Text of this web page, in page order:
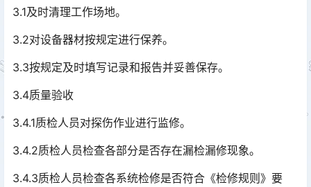
3.1及时清理工作场地。
3.2对设备器材按规定进行保养。
3.3按规定及时填写记录和报告并妥善保存。
3.4质量验收
3.4.1质检人员对探伤作业进行监修。
3.4.2质检人员检查各部分是否存在漏检漏修现象。
3.4.3质检人员检查各系统检修是否符合《检修规则》要